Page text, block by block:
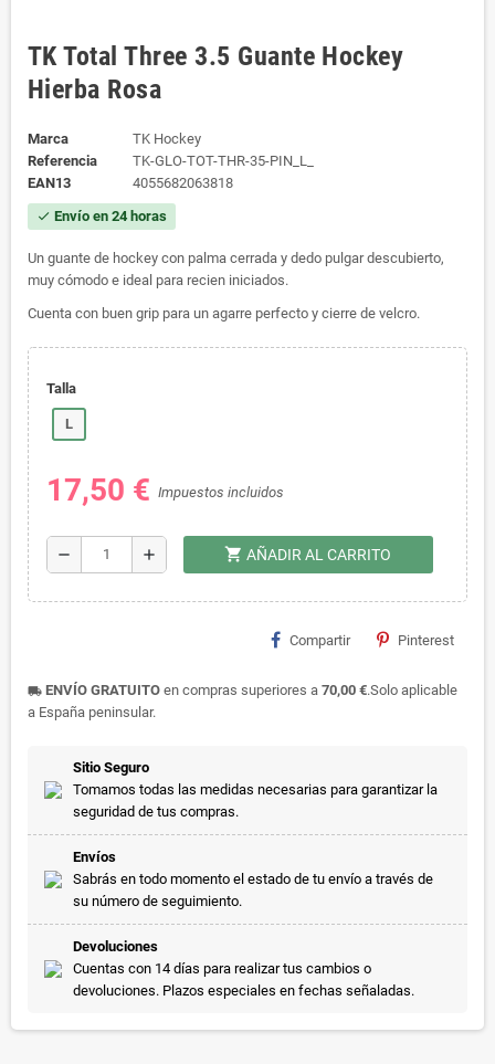
TK Total Three 3.5 Guante Hockey
Hierba Rosa
Marca
TK Hockey
Referencia
TK-GLO-TOT-THR-35-PIN_L_
EAN13
4055682063818
check Envío en 24 horas
Un guante de hockey con palma cerrada y dedo pulgar descubierto,
muy cómodo e ideal para recien iniciados.
Cuenta con buen grip para un agarre perfecto y cierre de velcro.
Talla
L
17,50 € Impuestos incluidos
remove add shopping_cart AÑADIR AL CARRITO
Compartir Pinterest
local_shipping ENVÍO GRATUITO en compras superiores a 70,00 €.Solo aplicable
a España peninsular.
Sitio Seguro
Tomamos todas las medidas necesarias para garantizar la
seguridad de tus compras.
Envíos
Sabrás en todo momento el estado de tu envío a través de
su número de seguimiento.
Devoluciones
Cuentas con 14 días para realizar tus cambios o
devoluciones. Plazos especiales en fechas señaladas.